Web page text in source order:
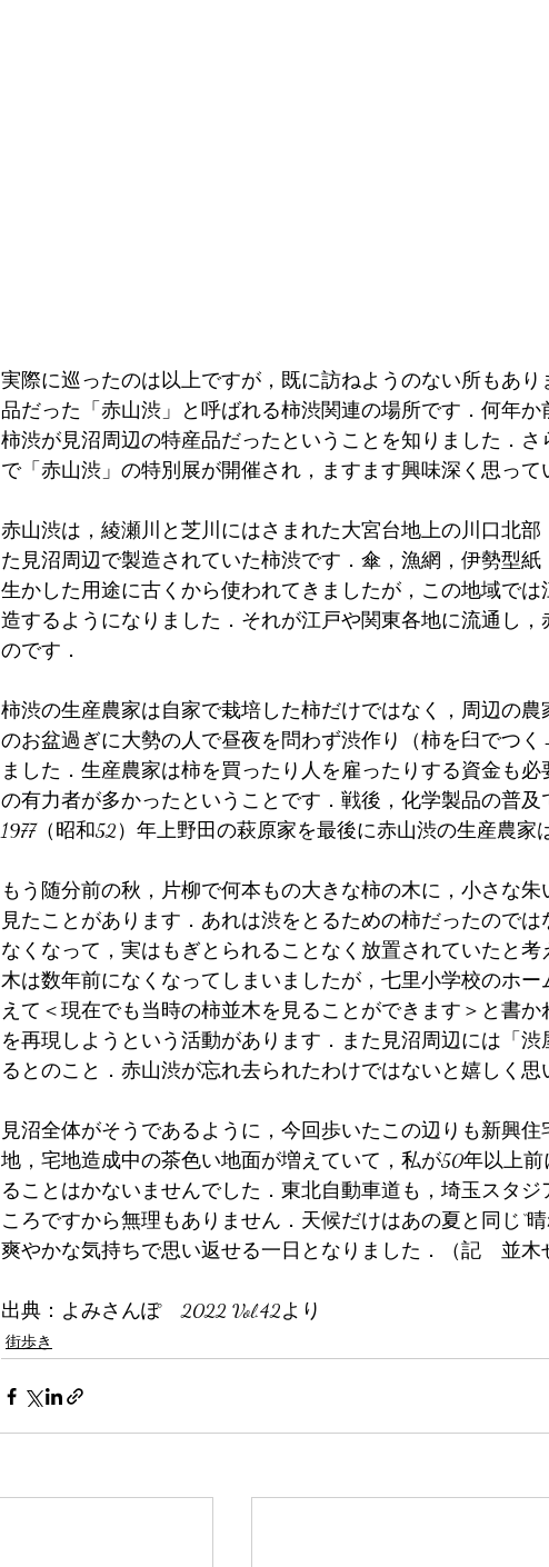
実際に巡ったのは以上ですが，既に訪ねようのない所もあ
品だった「赤山渋」と呼ばれる柿渋関連の場所です．何年か
柿渋が見沼周辺の特産品だったということを知りました．
で「赤山渋」の特別展が開催され，ますます興味深く思って
赤山渋は，綾瀬川と芝川にはさまれた大宮台地上の川口北
た見沼周辺で製造されていた柿渋です．傘，漁網，伊勢型
生かした用途に古くから使われてきましたが，この地域で
造するようになりました．それが江戸や関東各地に流通し
のです．
柿渋の生産農家は自家で栽培した柿だけではなく，周辺の
のお盆過ぎに大勢の人で昼夜を問わず渋作り（柿を臼でつ
ました．生産農家は柿を買ったり人を雇ったりする資金も
の有力者が多かったということです．戦後，化学製品の普及
1977（昭和52）年上野田の萩原家を最後に赤山渋の生産農家
もう随分前の秋，片柳で何本もの大きな柿の木に，小さな
見たことがあります．あれは渋をとるための柿だったので
なくなって，実はもぎとられることなく放置されていたと
木は数年前になくなってしまいましたが，七里小学校のホ
えて＜現在でも当時の柿並木を見ることができます＞と書
を再現しようという活動があります．また見沼周辺には「
るとのこと．赤山渋が忘れ去られたわけではないと嬉しく思
見沼全体がそうであるように，今回歩いたこの辺りも新興
地，宅地造成中の茶色い地面が増えていて，私が50年以上
ることはかないませんでした．東北自動車道も，埼玉スタ
ころですから無理もありません．天候だけはあの夏と同じ“
爽やかな気持ちで思い返せる一日となりました．（記　並木
出典：よみさんぽ　2022 Vol.42より
街歩き